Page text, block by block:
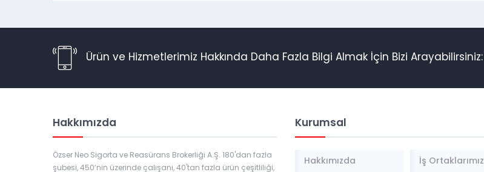
Ürün ve Hizmetlerimiz Hakkında Daha Fazla Bilgi Almak İçin Bizi Arayabilirsiniz:
Hakkımızda
Özser Neo Sigorta ve Reasürans Brokerliği A.Ş. 180'dan fazla
şubesi, 450’nin üzerinde çalışanı, 40'tan fazla ürün çeşitliliği,
Kurumsal
Hakkımızda İş Ortaklarımız